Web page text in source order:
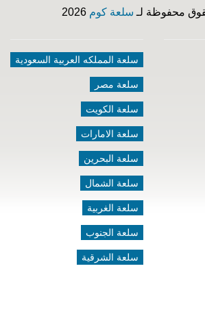
محفوظة لـ سلعة كوم
سلعة المملكه العربية السعودية
سلعة مصر
سلعة الكويت
سلعة الامارات
سلعة البحرين
سلعة الشمال
سلعة الغربية
سلعة الجنوب
سلعة الشرقية